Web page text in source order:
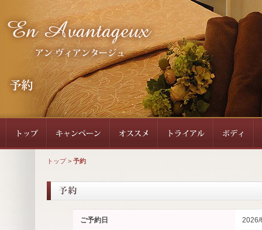
トップ> 予約
ご予約日 2026/